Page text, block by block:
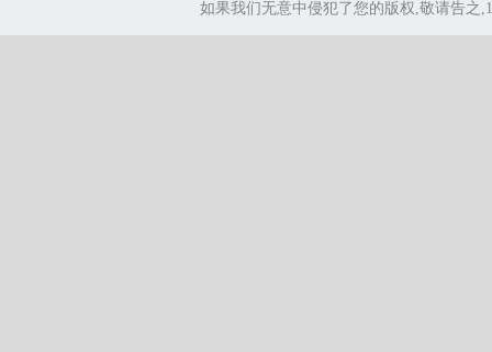
如果我们无意中侵犯了您的版权,敬请告之